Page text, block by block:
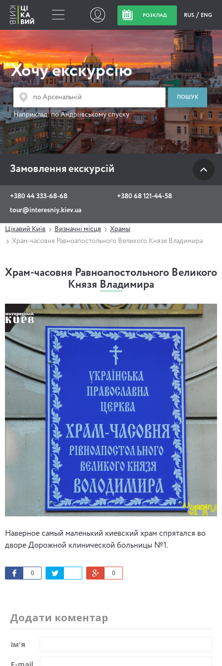
РОЗКЛАД RUS ENG
Хочу екскурсію
Наприклад:по Андріївському спуску
Замовлення екскурсій
+380 44 333-68-68
+380 68 121-44-58
tour@interesniy.kiev.ua
Замовлення
екскурсій
+380 44 333-68-68
+380 68 121-44-58
tour@interesniy.kiev.ua
з 10.00 до 19:30 щоденно
Viber WhatsApp
Цікавий Київ Визначні місця
Храмы
Храм-часовня Равноапостольного Великого Князя Владимира
Храм-часовня Равноапостольного Великого
Князя Владимира
Наверное самый маленький киевский храм спрятался во
дворе Дорожной клинической больницы №1.
0 0
Додати коментар
Ім'я
E-mail